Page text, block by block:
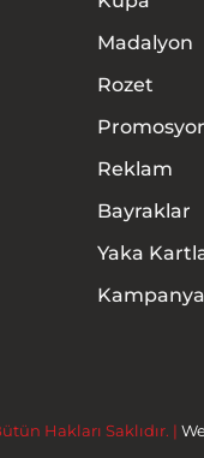
Madalyon
Rozet
Reklam
Bayraklar
Yaka
Hakları Saklıdır. |
Anasayfa
Hakkımızda
Ürünler